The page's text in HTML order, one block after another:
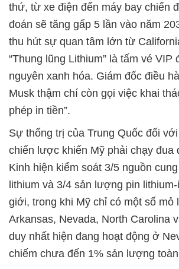
thứ, từ xe điện đến máy bay chiến
đoán sẽ tăng gấp 5 lần vào năm
thu hút sự quan tâm lớn từ
“Thung lũng Lithium” là tấm vé VIP
nguyên xanh hóa. Giám đốc điều
Musk thậm chí còn gọi việc khai
phép in tiền”.
Sự thống trị của Trung Quốc đối
chiến lược khiến Mỹ phải chạy đua
Kinh hiện kiểm soát 3/5 nguồn
lithium và 3/4 sản lượng pin
giới, trong khi Mỹ chỉ có một số mỏ
Arkansas, Nevada, North Carolina
duy nhất hiện đang hoạt động ở
chiếm chưa đến 1% sản lượng